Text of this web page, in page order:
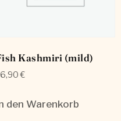
Kashmiri (mild)
€
den Warenkorb